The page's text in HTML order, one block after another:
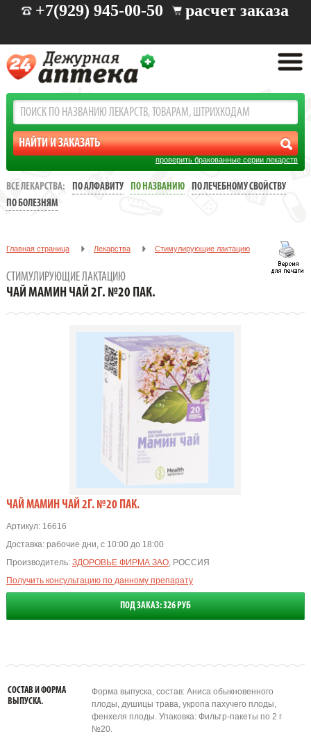
+7(929) 945-00-50 расчет заказа
проверить бракованные серии лекарств
ВСЕ ЛЕКАРСТВА: ПО АЛФАВИТУ ПО НАЗВАНИЮ
ПО ЛЕЧЕБНОМУ СВОЙСТВУ
ПО БОЛЕЗНЯМ
Главная страница Лекарства Стимулирующие лактацию
СТИМУЛИРУЮЩИЕ ЛАКТАЦИЮ
ЧАЙ МАМИН ЧАЙ 2Г. №20 ПАК.
ЧАЙ МАМИН ЧАЙ 2Г. №20 ПАК.
Артикул:16616
Доставка: рабочие дни, с 10:00 до 18:00
Производитель: ЗДОРОВЬЕ ФИРМА ЗАО, РОССИЯ
Получить консультацию по данному препарату
ПОД ЗАКАЗ: 326 РУБ
СОСТАВ И ФОРМА
ВЫПУСКА.
Форма выпуска, состав: Аниса обыкновенного
плоды, душицы трава, укропа пахучего плоды,
фенхеля плоды. Упаковка: Фильтр-пакеты по 2 г
№20.